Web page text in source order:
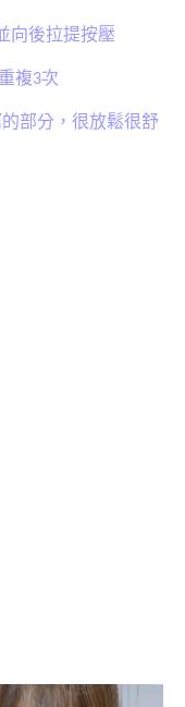
向後拉提按壓
複3次
部分，很放鬆很舒